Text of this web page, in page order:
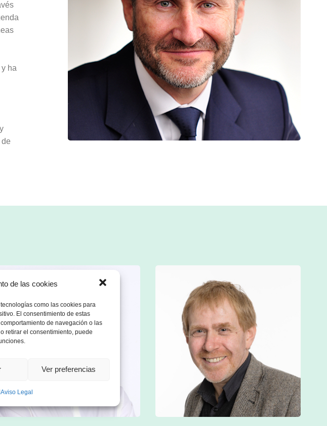
de las cookies
como las cookies para
El consentimiento de estas
de navegación o las
retirar el consentimiento, puede
Ver preferencias
Aviso Legal
ha